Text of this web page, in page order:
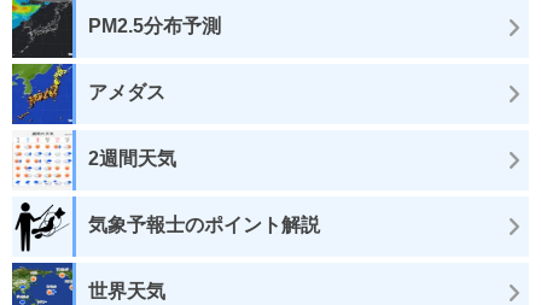
PM2.5分布予測
アメダス
2週間天気
気象予報士のポイント解説
世界天気